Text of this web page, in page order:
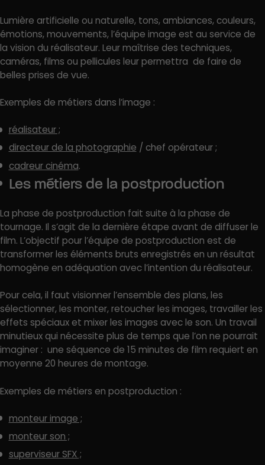
Lumière artificielle ou naturelle, tons, ambiances, couleurs,
émotions, mouvements, l’équipe image est au service de
la vision du réalisateur. Leur maîtrise des techniques,
caméras, films ou pellicules leur permettra de faire de
belles prises de vue.
Exemples de métiers dans l’image :
réalisateur ;
directeur de la photographie / chef opérateur ;
cadreur cinéma.
Les métiers de la postproduction
La phase de postproduction fait suite à la phase de
tournage. Il s’agit de la dernière étape avant de diffuser le
film. L’objectif pour l’équipe de postproduction est de
transformer les éléments bruts enregistrés en un résultat
homogène en adéquation avec l’intention du réalisateur.
Pour cela, il faut visionner l’ensemble des plans, les
sélectionner, les monter, retoucher les images, travailler les
effets spéciaux et mixer les images avec le son. Un travail
minutieux qui nécessite plus de temps que l’on ne pourrait
imaginer : une séquence de 15 minutes de film requiert en
moyenne 20 heures de montage.
Exemples de métiers en postproduction :
monteur image ;
monteur son ;
superviseur SFX ;